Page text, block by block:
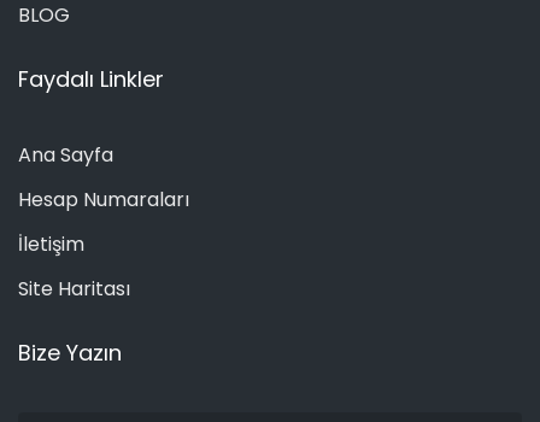
BLOG
Faydalı Linkler
Ana Sayfa
Hesap Numaraları
İletişim
Site Haritası
Bize Yazın